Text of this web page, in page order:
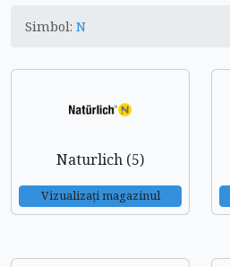
Simbol: N
Naturlich (5)
Vizualizați magazinul